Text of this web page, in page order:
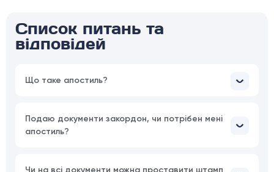
Список питань та
відповідей
Що таке апостиль?
Подаю документи закордон, чи потрібен мені
апостиль?
Чи на всі документи можна проставити штамп